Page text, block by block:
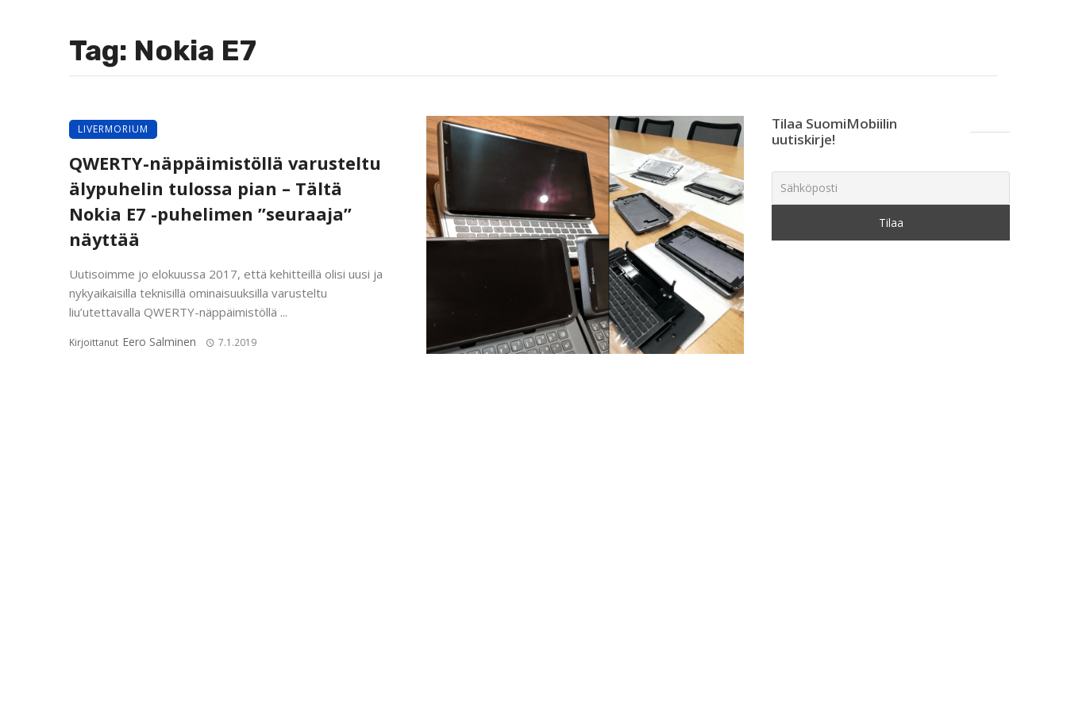
Tag: Nokia E7
LIVERMORIUM
QWERTY-näppäimistöllä varusteltu
älypuhelin tulossa pian – Tältä
Nokia E7 -puhelimen ”seuraaja”
näyttää
Uutisoimme jo elokuussa 2017, että kehitteillä olisi uusi ja
nykyaikaisilla teknisillä ominaisuuksilla varusteltu
liu’utettavalla QWERTY-näppäimistöllä ...
Kirjoittanut Eero Salminen 7.1.2019
Tilaa SuomiMobiilin
uutiskirje!